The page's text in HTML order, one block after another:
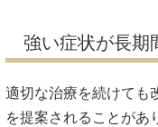
強い症状が長期
適切な治療を続けても
を提案されることがあ